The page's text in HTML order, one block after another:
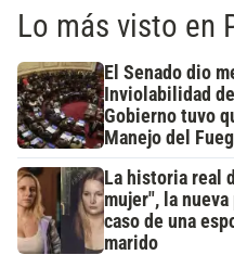
Lo más visto en
El Senado dio
Inviolabilidad
Gobierno tuvo
Manejo del
La historia real
mujer", la
caso de una
marido